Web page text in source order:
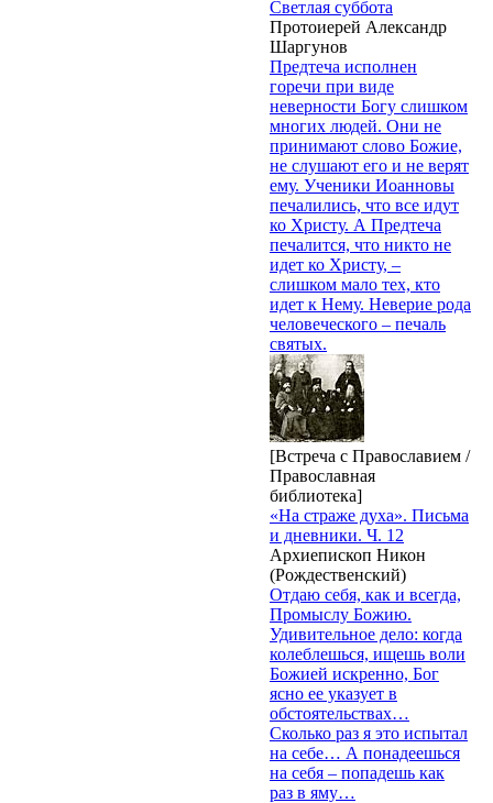
Светлая суббота
Протоиерей Александр
Шаргунов
Предтеча исполнен
горечи при виде
неверности Богу слишком
многих людей. Они не
принимают слово Божие,
не слушают его и не верят
ему. Ученики Иоанновы
печалились, что все идут
ко Христу. А Предтеча
печалится, что никто не
идет ко Христу, –
слишком мало тех, кто
идет к Нему. Неверие рода
человеческого – печаль
святых.
[Встреча с Православием /
Православная
библиотека]
«На страже духа». Письма
и дневники. Ч. 12
Архиепископ Никон
(Рождественский)
Отдаю себя, как и всегда,
Промыслу Божию.
Удивительное дело: когда
колеблешься, ищешь воли
Божией искренно, Бог
ясно ее указует в
обстоятельствах…
Сколько раз я это испытал
на себе… А понадеешься
на себя – попадешь как
раз в яму…